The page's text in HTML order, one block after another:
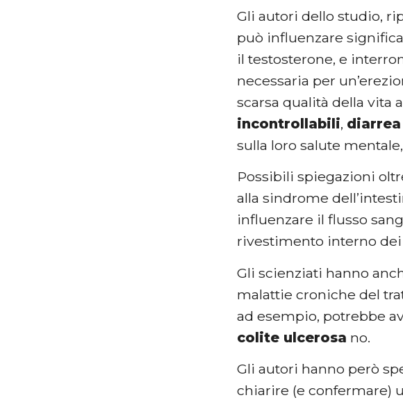
Gli autori dello studio,
può influenzare
il testosterone, e
necessaria per
scarsa qualità della vita
incontrollabili,
sulla loro salute
Possibili spiegazioni
alla sindrome
influenzare il flusso
rivestimento interno
Gli scienziati hanno
malattie croniche del
ad esempio, potrebbe
colite ulcerosa no.
Gli autori hanno però
chiarire (e confermare)